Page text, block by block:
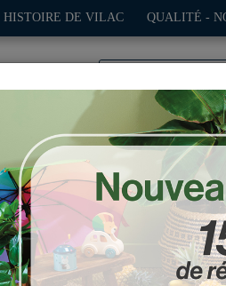
HISTOIRE DE VILAC QUALITÉ -
IMITATION PLEIN AIR JEUX
Mini roadster